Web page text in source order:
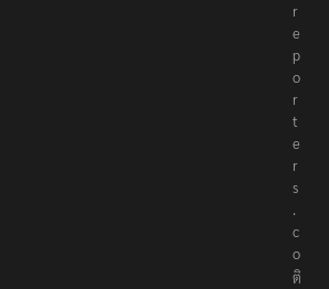
r
e
p
o
r
t
e
r
s
.
c
o
ติ